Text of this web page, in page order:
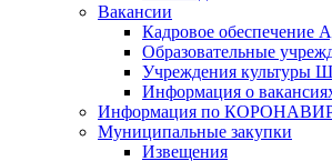
Вакансии
Кадровое обеспечение
Образовательные
Учреждения культуры
Информация о
Информация по
Муниципальные закупки
Извещения